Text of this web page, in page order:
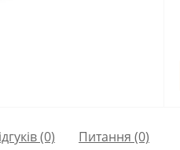
(0) Питання (0)